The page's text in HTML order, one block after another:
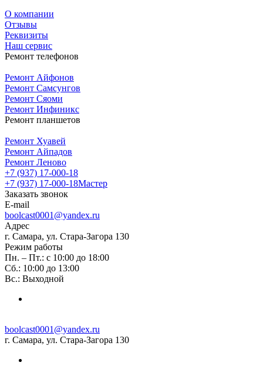
О компании
Отзывы
Реквизиты
Наш сервис
Ремонт телефонов
Ремонт Айфонов
Ремонт Самсунгов
Ремонт Сяоми
Ремонт Инфиникс
Ремонт планшетов
Ремонт Хуавей
Ремонт Айпадов
Ремонт Леново
+7 (937) 17-000-18
+7 (937) 17-000-18Мастер
Заказать звонок
E-mail
boolcast0001@yandex.ru
Адрес
г. Самара, ул. Стара-Загора 130
Режим работы
Пн. – Пт.: с 10:00 до 18:00
Сб.: 10:00 до 13:00
Вс.: Выходной
boolcast0001@yandex.ru
г. Самара, ул. Стара-Загора 130